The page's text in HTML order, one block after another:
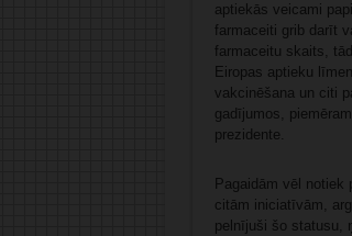
aptiekās veicami
farmaceiti grib darīt
farmaceitu skaits,
Eiropas aptieku
vakcinēšana un citi
gadījumos,
prezidente.
Pagaidām vēl
citām iniciatīvām,
pelnījuši šo statusu,